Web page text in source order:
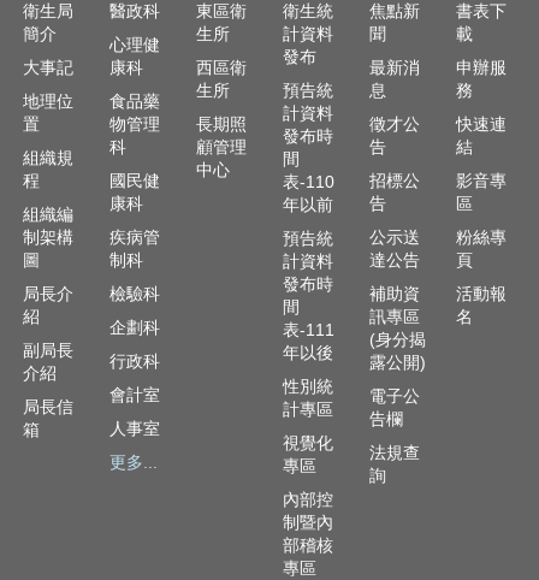
局
長
信
箱
粉
絲
專
頁
資
訊
安
全
政
隱
衛生局
簡介
大事記
地理位
置
組織規
程
組織編
制架構
圖
局長介
紹
副局長
介紹
局長信
箱
醫政科
心理健
康科
食品藥
物管理
科
國民健
康科
疾病管
制科
檢驗科
企劃科
行政科
會計室
人事室
更多...
東區衛
生所
西區衛
生所
長期照
顧管理
中心
衛生統
計資料
發布
預告統
計資料
發布時
間
表-110
年以前
預告統
計資料
發布時
間
表-111
年以後
性別統
計專區
視覺化
專區
內部控
制暨內
部稽核
專區
焦點新
聞
最新消
息
徵才公
告
招標公
告
公示送
達公告
補助資
訊專區
(身分揭
露公開)
電子公
告欄
法規查
詢
書表下
載
申辦服
務
快速連
結
影音專
區
粉絲專
頁
活動報
名